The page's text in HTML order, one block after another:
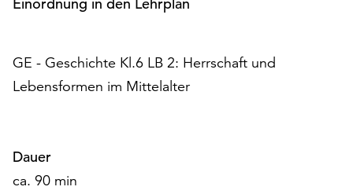
anpassen,
erreichen
über
die
GE - Geschichte Kl.6 LB 2: Herrschaft und
Lebensformen im Mittelalter
Dauer
ca. 90 min